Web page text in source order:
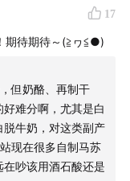
17
期待期待～(≧︎ヮ≦︎●︎)
但奶酪、再制干
难分啊，尤其是白
牛奶，对这类副产
现在很多自制马苏
吵该用酒石酸还是